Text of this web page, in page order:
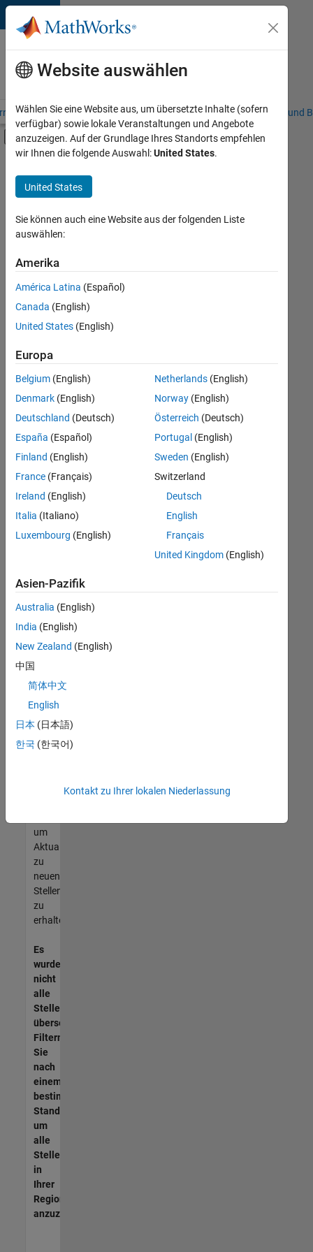
Weiter zum Inhalt
Karriere
bei
MathWorks
– Übersicht Stellensuche Niederlassungen Studierende und
Umschaltung für Off-Canvas-
Hauptinhalt
Programm für Berufseinsteiger (EDG)
Program Management
Release Engineering
+2
Derzeit
es
keine
offenen
Stellen,
Ihren
Suchkriterien
entsprechen.
können
die
Suchkriterien
weiter
fassen
oder
alle
Stellenangebote
anzeigen .
noch
keine
offenen
Stellen
können,
die
Ihren
entsprechen,
werden
unseres
um
Aktualisierungen
zu
neuen
Stellenangeboten
zu
erhalten.
Es
wurden
nicht
alle
Stellen
übersetzt.
Filtern
Sie
nach
einem
bestimmten
Standort,
um
alle
Stellenangebote
in
Ihrer
Region
anzuzeigen.
Website auswählen
Wählen Sie eine Website aus, um übersetzte Inhalte (sofern
verfügbar) sowie lokale Veranstaltungen und Angebote
anzuzeigen. Auf der Grundlage Ihres Standorts empfehlen
wir Ihnen die folgende Auswahl:United States.
United States
Sie können auch eine Website aus der folgenden Liste
auswählen:
Amerika
América Latina (Español)
Canada (English)
United States (English)
Europa
Belgium (English)
Denmark (English)
Deutschland (Deutsch)
España (Español)
Finland (English)
France (Français)
Ireland (English)
Italia (Italiano)
Luxembourg (English)
Netherlands(English)
Norway(English)
Österreich (Deutsch)
Portugal (English)
Sweden (English)
Switzerland
Deutsch
English
Français
United Kingdom(English)
Asien-Pazifik
Australia (English)
India (English)
New Zealand (English)
中国
简体中文
English
日本 (日本語)
한국 (한국어)
Kontakt zu Ihrer lokalen Niederlassung